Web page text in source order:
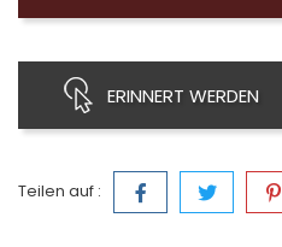
ERINNERT WERDEN
Teilen auf :